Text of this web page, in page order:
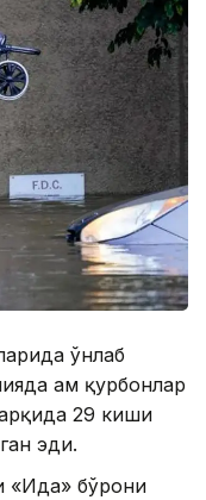
ўнлаб
ҳам қурбонлар
29 киши
эди.
«Ида» бўрони